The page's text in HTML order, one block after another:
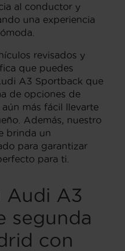
al conductor y
una experiencia
revisados y
que puedes
A3 Sportback que
de opciones de
más fácil llevarte
Además, nuestro
brinda un
para garantizar
para ti.
Audi A3
segunda
con